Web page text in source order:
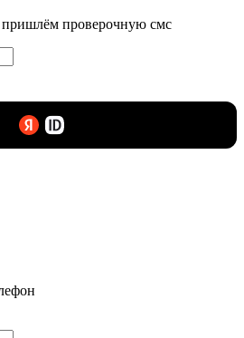
проверочную смс